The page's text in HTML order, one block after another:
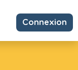
Connexion